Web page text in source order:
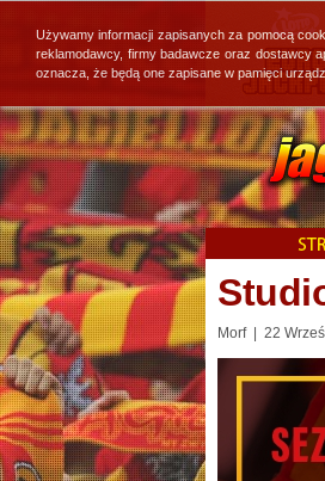
Morf | 22
Używamy informacji zapisanych za pomocą
reklamodawcy, firmy badawcze oraz dostawcy
oznacza, że będą one zapisane w pamięci